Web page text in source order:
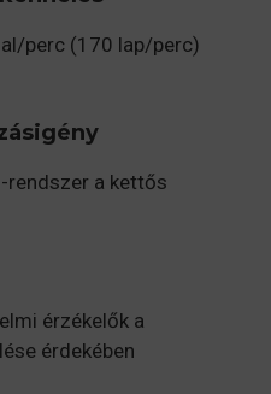
perc (170 lap/perc)
a kettős
érzékelők a
érdekében